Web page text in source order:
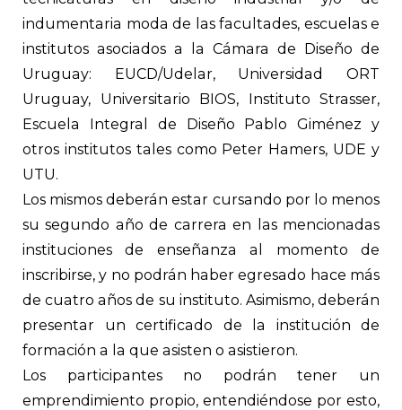
indumentaria ­moda de las facultades, escuelas e
institutos asociados a la Cámara de Diseño de
Uruguay: EUCD/Udelar, Universidad ORT
Uruguay, Universitario BIOS, Instituto Strasser,
Escuela Integral de Diseño Pablo Giménez y
otros institutos tales como Peter Hamers, UDE y
UTU.
Los mismos deberán estar cursando por lo menos
su segundo año de carrera en las mencionadas
instituciones de enseñanza al momento de
inscribirse, y no podrán haber egresado hace más
de cuatro años de su instituto. Asimismo, deberán
presentar un certificado de la institución de
formación a la que asisten o asistieron.
Los participantes no podrán tener un
emprendimiento propio, entendiéndose por esto,